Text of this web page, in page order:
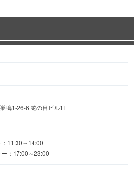
鴨1-26-6 蛇の目ビル1F
11:30～14:00
：17:00～23:00